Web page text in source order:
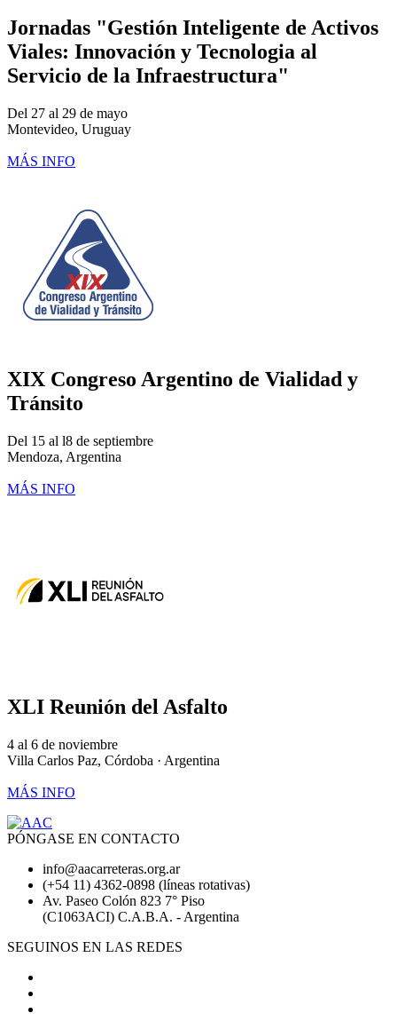
Jornadas "Gestión Inteligente de Activos
Viales: Innovación y Tecnologia al
Servicio de la Infraestructura"
Del 27 al 29 de mayo
Montevideo, Uruguay
MÁS INFO
XIX Congreso Argentino de Vialidad y
Tránsito
Del 15 al l8 de septiembre
Mendoza, Argentina
MÁS INFO
XLI Reunión del Asfalto
4 al 6 de noviembre
Villa Carlos Paz, Córdoba · Argentina
MÁS INFO
PÓNGASE EN CONTACTO
info@aacarreteras.org.ar
(+54 11) 4362-0898 (líneas rotativas)
Av. Paseo Colón 823 7° Piso
(C1063ACI) C.A.B.A. - Argentina
SEGUINOS EN LAS REDES